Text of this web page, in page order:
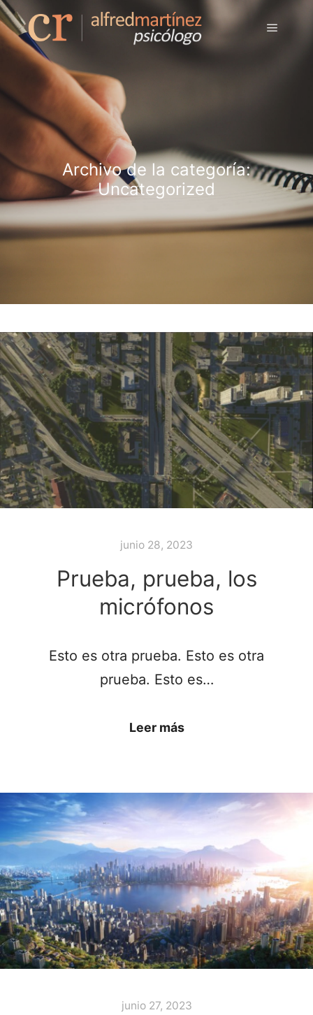
Archivo de la categoría:
Uncategorized
junio 28, 2023
Prueba, prueba, los
micrófonos
Esto es otra prueba. Esto es otra
prueba. Esto es…
Leer más
junio 27, 2023